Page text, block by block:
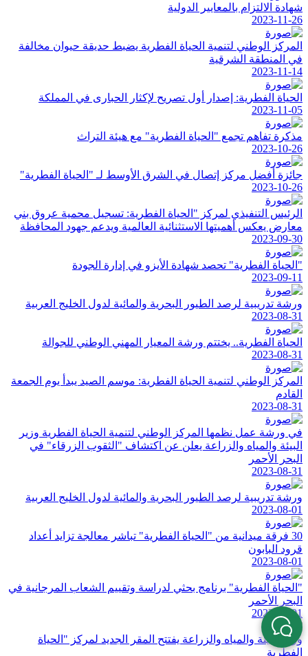
شهادة الالتزام بالمعايير الدولية
2023-11-26
المركز الوطني لتنمية الحياة الفطرية يضبط حديقة حيوان مخالفة
في المنطقة الشرقية
2023-11-14
الحياة الفطرية: إصدار أول تصريح لإكثار الحبارى في المملكة
2023-11-05
مذكرة تفاهم تجمع "الحياة الفطرية" مع هيئة التراث
2023-10-26
جائزة أفضل مركز إتصال في الشرق الأوسط لـ "الحياة الفطرية"
2023-10-26
الرئيس التنفيذي لمركز "الحياة الفطرية: تسجيل محمية عروق بني
معارض يعكس أهميتها الاستثنائية العالمية ويدعم جهود المحافظة
2023-09-30
"الحياة الفطرية" تحصد شهادة الأيزو في إدارة الجودة
2023-09-11
ورشة تدريبية لرصد الطيور البحرية والمائية لدول الخليج العربية
2023-08-31
الحياة الفطرية.. يختتم ورشة المعيار المهني الوطني للجوالة
2023-08-31
المركز الوطني لتنمية الحياة الفطرية: موسم الصيد يبدأ يوم الجمعة
القادم
2023-08-31
في ورشة عمل نظمها المركز الوطني لتنمية الحياة الفطرية وزير
البيئة والمياه والزراعة يعلن عن اكتشاف "الثقوب الزرقاء" في
البحر الأحمر
2023-08-31
ورشة تدريبية لرصد الطيور البحرية والمائية لدول الخليج العربية
2023-08-01
30 فرقة ميدانية من "الحياة الفطرية" تباشر معالجة تزايد أعداد
قرود البابون
2023-08-01
"الحیاة الفطریة" برنامج بحثي لدراسة وتقییم الشعاب المرجانیة في
البحر الأحمر
2023-08-01
وزير البيئة والمياه والزراعة يفتتح المقر الجديد لمركز "الحياة
الفطرية